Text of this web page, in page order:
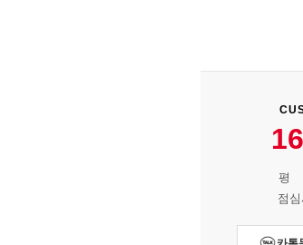
평
점